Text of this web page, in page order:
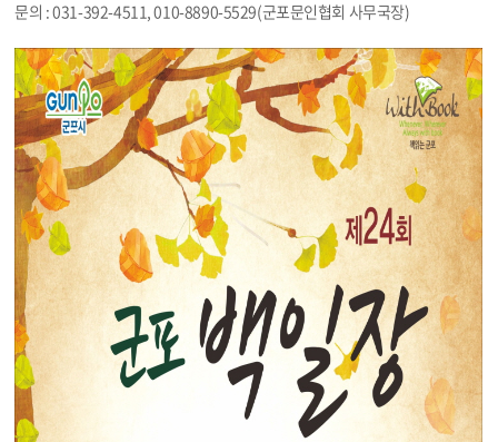
문의 : 031-392-4511, 010-8890-5529(군포문인협회 사무국장)